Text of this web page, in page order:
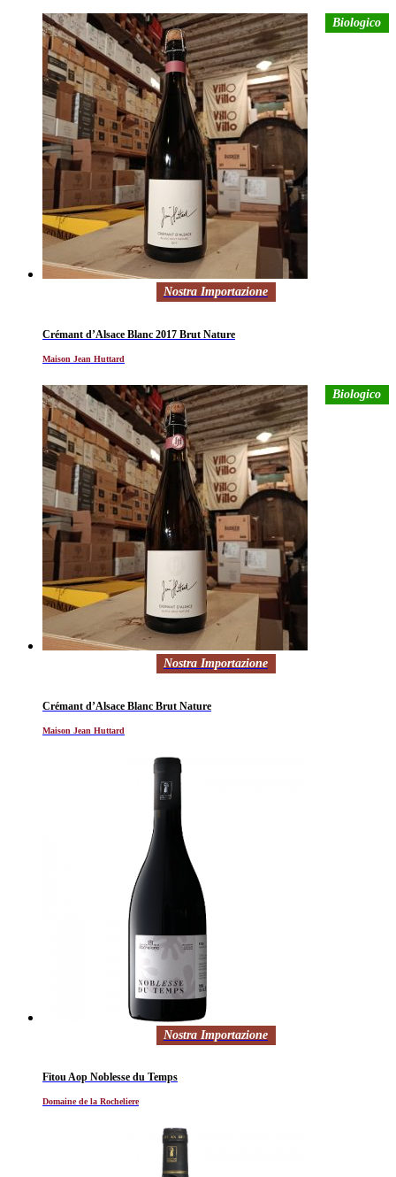
Biologico
Nostra Importazione
Crémant d’Alsace Blanc 2017 Brut Nature
Maison Jean Huttard
Biologico
Nostra Importazione
Crémant d’Alsace Blanc Brut Nature
Maison Jean Huttard
Nostra Importazione
Fitou Aop Noblesse du Temps
Domaine de la Rocheliere